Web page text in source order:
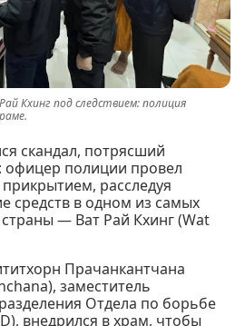
Кхинг под следствием: полиция
скандал, потрясший
полиции провел
расследуя
средств в одном из самых
— Ват Рай Кхинг (Wat
Прачанкантчана
заместитель
Отдела по борьбе
внедрился в храм, чтобы